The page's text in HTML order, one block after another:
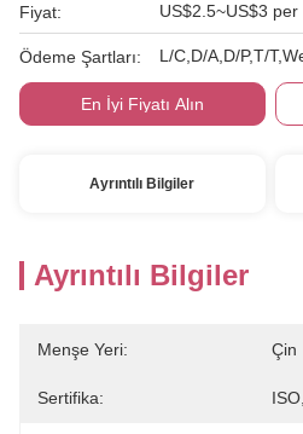
Fiyat: US$2.5~US$3 per
Ödeme Şartları: L/C,D/A,D/P,T/
En İyi Fiyatı Alın
Ayrıntılı Bilgiler
Ayrıntılı Bilgiler
Menşe Yeri: Çin
Sertifika: